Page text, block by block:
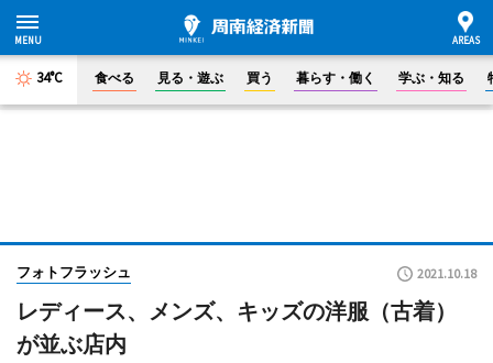
34°C 食べる 見る・遊ぶ 買う 暮らす・働く 学ぶ・知る
フォトフラッシュ 2021.10.18
レディース、メンズ、キッズの洋服（古着）
が並ぶ店内